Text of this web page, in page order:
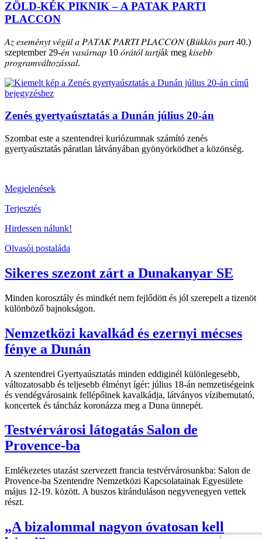
ZÖLD-KÉK PIKNIK – A PATAK PARTI
PLACCON
𝐴𝑧 𝑒𝑠𝑒𝑚𝑒́𝑛𝑦𝑡 𝑣𝑒́𝑔𝑢̈𝑙 𝑎 𝑃𝐴𝑇𝐴𝐾 𝑃𝐴𝑅𝑇𝐼 𝑃𝐿𝐴𝐶𝐶𝑂𝑁 (𝐵𝑢̈𝑘𝑘𝑜̈𝑠 𝑝𝑎𝑟𝑡 40.)
szeptember 29-𝑒́𝑛 𝑣𝑎𝑠𝑎́𝑟𝑛𝑎𝑝 10 𝑜́𝑟𝑎́𝑡𝑜́𝑙 𝑡𝑎𝑟𝑡𝑗á𝑘 meg 𝑘𝑖𝑠𝑒𝑏𝑏
𝑝𝑟𝑜𝑔𝑟𝑎𝑚𝑣𝑎́𝑙𝑡𝑜𝑧𝑎́𝑠𝑠𝑎𝑙.
Zenés gyertyaúsztatás a Dunán július 20-án
Szombat este a szentendrei kuriózumnak számító zenés
gyertyaúsztatás páratlan látványában gyönyörködhet a közönség.
Megjelenések
Terjesztés
Hirdessen nálunk!
Olvasói postaláda
Sikeres szezont zárt a Dunakanyar SE
Minden korosztály és mindkét nem fejlődött és jól szerepelt a tizenöt
különböző bajnokságon.
Nemzetközi kavalkád és ezernyi mécses
fénye a Dunán
A szentendrei Gyertyaúsztatás minden eddiginél különlegesebb,
változatosabb és teljesebb élményt ígér: július 18-án nemzetiségeink
és vendégvárosaink fellépőinek kavalkádja, látványos vízibemutató,
koncertek és táncház koronázza meg a Duna ünnepét.
Testvérvárosi látogatás Salon de
Provence-ba
Emlékezetes utazást szervezett francia testvérvárosunkba: Salon de
Provence-ba Szentendre Nemzetközi Kapcsolatainak Egyesülete
május 12-19. között. A buszos kiránduláson negyvenegyen vettek
részt.
„A bizalommal nagyon óvatosan kell